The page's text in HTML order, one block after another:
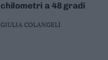
chilometri a 48 gradi
GIULIA COLANGELI